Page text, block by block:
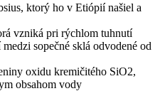
ktorý ho v Etiópií našiel a
vzniká pri rýchlom tuhnutí
sopečné sklá odvodené od
oxidu kremičitého SiO2,
obsahom vody